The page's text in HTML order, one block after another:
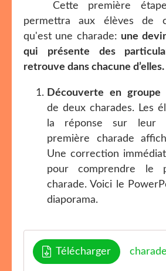
Cette première étape
permettra aux élèves de
qu'est une charade: une
qui présente des
retrouve dans chacune d’elles.
Découverte en groupe
de deux charades. Les
la réponse sur leur
première charade
Une correction
pour comprendre le
charade. Voici le
diaporama.
Télécharger